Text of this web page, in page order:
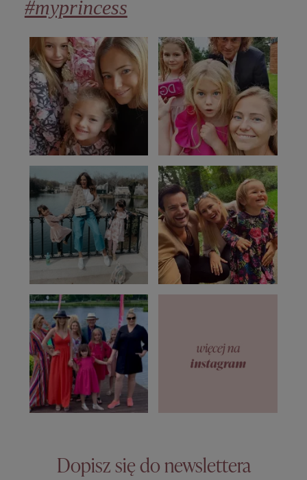
#myprincess
Dopisz się do newslettera